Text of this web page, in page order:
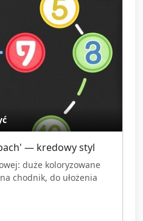
— kredowy styl
duże koloryzowane
chodnik, do ułożenia